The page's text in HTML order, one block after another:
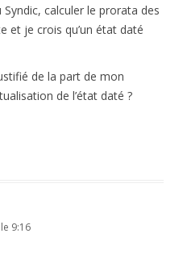
calculer le prorata des
et je crois qu’un état daté
de la part de mon
de l’état daté ?
9:16